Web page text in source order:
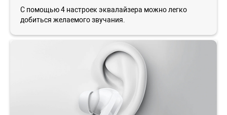
С помощью 4 настроек эквалайзера можно легко
добиться желаемого звучания.